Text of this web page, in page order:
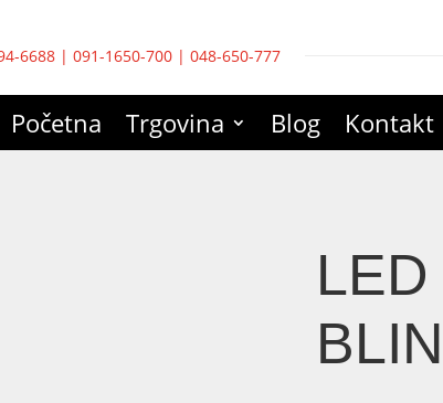
6688 |091-1650-700 |048-650-777
Početna Trgovina Blog Kontakt